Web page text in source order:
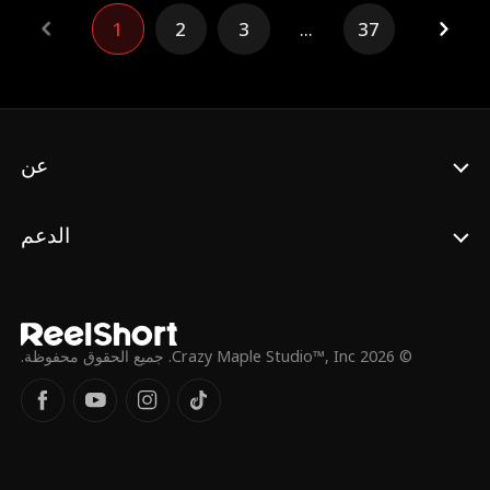
تحوّل هائل، فتقرّر أن تبرز موهبتها في التصميم
1 2 3 ... 37
عن
الدعم
© 2026 Crazy Maple Studio™, Inc. جميع الحقوق محفوظة.